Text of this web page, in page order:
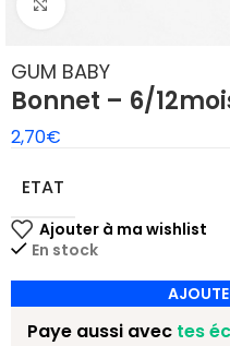
GUM BABY
Bonnet – 6/
2,70€
ETAT
En stock
Paye aussi avec tes